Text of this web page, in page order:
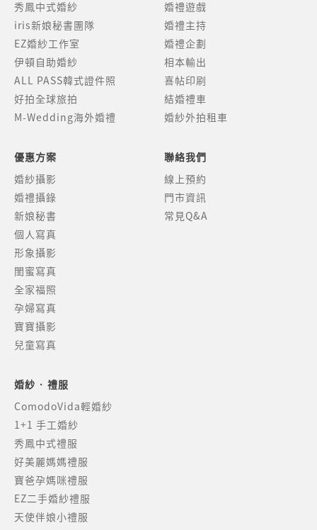
秀鳳中式婚紗
iris新娘秘書團隊
EZ婚紗工作室
伊頓自助婚紗
ALL PASS韓式證件照
好拍全球旅拍
M-Wedding海外婚禮
優惠方案
婚紗攝影
婚禮攝錄
新娘秘書
個人寫真
形象攝影
閨蜜寫真
全家福照
孕婦寫真
寶寶攝影
兒童寫真
婚紗 · 禮服
ComodoVida輕婚紗
1+1 手工婚紗
秀鳳中式禮服
好美麗媽媽禮服
寶爸孕媽咪禮服
EZ二手婚紗禮服
天使伴娘小禮服
婚禮遊戲
婚禮主持
婚禮企劃
相本輸出
喜帖印刷
結婚禮車
婚紗外拍租車
聯絡我們
線上預約
門市資訊
常見Q&A